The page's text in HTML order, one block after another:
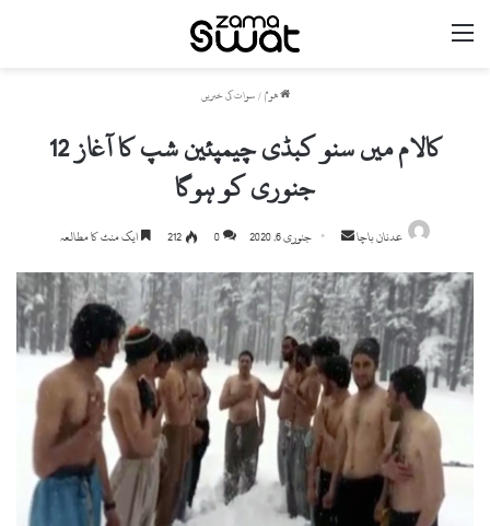
ھوم / سوات کی خبریں
کالام میں سنو کبڈی چیمپئین شپ کا آغاز 12
جنوری کو ہوگا
عدنان باچا
n
d
a
n
e
m
i
جنوری 6, 2020 0
212 ایک منٹ کا مطالعہ